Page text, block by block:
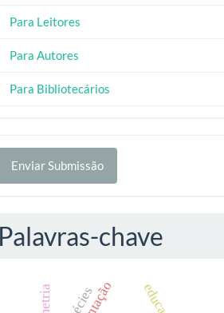
Para Leitores
Para Autores
Para Bibliotecários
Enviar Submissão
Palavras-chave